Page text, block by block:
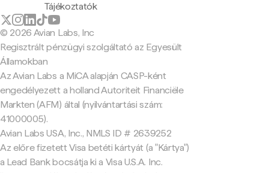
Tájékoztatók
© 2026 Avian Labs, Inc
Regisztrált pénzügyi szolgáltató az Egyesült
Államokban
Az Avian Labs a MiCA alapján CASP-ként
engedélyezett a holland Autoriteit Financiële
Markten (AFM) által (nyilvántartási szám:
41000005).
Avian Labs USA, Inc., NMLS ID # 2639252
Az előre fizetett Visa betéti kártyát (a "Kártya")
a Lead Bank bocsátja ki a Visa U.S.A. Inc.